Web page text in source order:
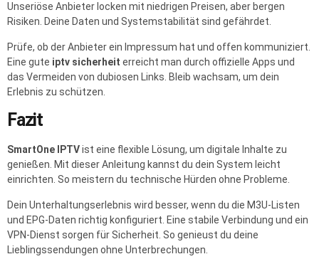
Unseriöse Anbieter locken mit niedrigen Preisen, aber bergen
Risiken. Deine Daten und Systemstabilität sind gefährdet.
Prüfe, ob der Anbieter ein Impressum hat und offen kommuniziert.
Eine gute iptv sicherheit erreicht man durch offizielle Apps und
das Vermeiden von dubiosen Links. Bleib wachsam, um dein
Erlebnis zu schützen.
Fazit
SmartOne IPTVist eine flexible Lösung, um digitale Inhalte zu
genießen. Mit dieser Anleitung kannst du dein System leicht
einrichten. So meistern du technische Hürden ohne Probleme.
Dein Unterhaltungserlebnis wird besser, wenn du die M3U-Listen
und EPG-Daten richtig konfiguriert. Eine stabile Verbindung und ein
VPN-Dienst sorgen für Sicherheit. So genieust du deine
Lieblingssendungen ohne Unterbrechungen.